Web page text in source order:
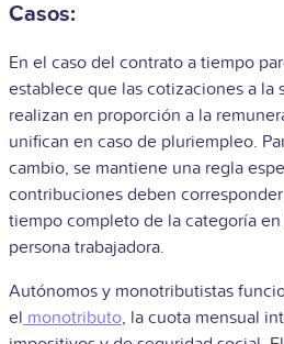
Casos:
En el caso del contrato a tiempo
establece que las cotizaciones a la
realizan en proporción a la
unifican en caso de pluriempleo.
cambio, se mantiene una regla
contribuciones deben
tiempo completo de la categoría
persona trabajadora.
Autónomos y monotributistas
el monotributo, la cuota mensual